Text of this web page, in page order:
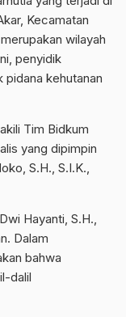
Kecamatan
wilayah
penyidik
pidana kehutanan
Tim Bidkum
yang dipimpin
S.H., S.I.K.,
Hayanti, S.H.,
Dalam
bahwa
dalil